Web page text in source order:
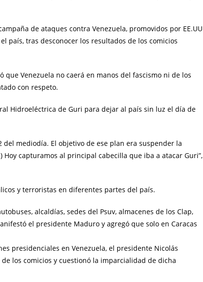
de ataques contra Venezuela, promovidos por EE.UU
país, tras desconocer los resultados de los comicios
Venezuela no caerá en manos del fascismo ni de los
con respeto.
Hidroeléctrica de Guri para dejar al país sin luz el día de
mediodía. El objetivo de ese plan era suspender la
capturamos al principal cabecilla que iba a atacar Guri”,
y terroristas en diferentes partes del país.
alcaldías, sedes del Psuv, almacenes de los Clap,
el presidente Maduro y agregó que solo en Caracas
presidenciales en Venezuela, el presidente Nicolás
los comicios y cuestionó la imparcialidad de dicha